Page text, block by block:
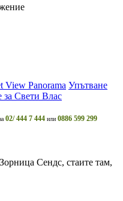
View Panorama Упътване
за Свети Влас
02/ 444 7 444 или 0886 599 299
Сендс, стаите там,